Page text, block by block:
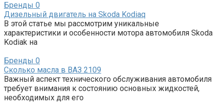
Бренды 0
Дизельный двигатель на Skoda Kodiaq
В этой статье мы рассмотрим уникальные
характеристики и особенности мотора автомобиля Skoda
Kodiak на
Бренды 0
Сколько масла в ВАЗ 2109
Важный аспект технического обслуживания автомобиля
требует внимания к состоянию основных жидкостей,
необходимых для его